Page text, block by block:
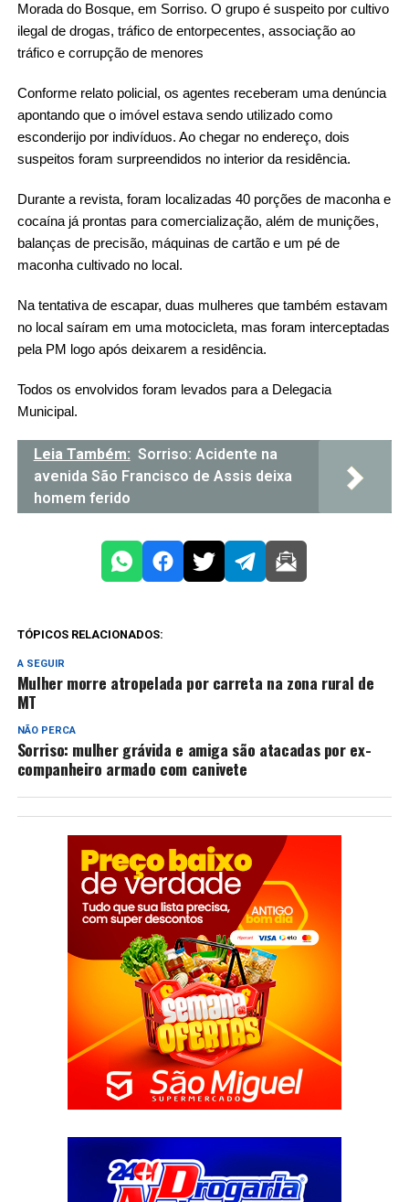
Morada do Bosque, em Sorriso. O grupo é suspeito porcultivo
ilegal de drogas, tráfico de entorpecentes, associação ao
tráfico e corrupção de menores
Conforme relato policial, os agentes receberam uma denúncia
apontando que o imóvel estava sendo utilizado como
esconderijo por indivíduos. Ao chegar no endereço, dois
suspeitos foram surpreendidos no interior da residência.
Durante a revista, foram localizadas 40 porções de maconha e
cocaína já prontas para comercialização, além de munições,
balanças de precisão, máquinas de cartão e um pé de
maconha cultivado no local.
Na tentativa de escapar, duas mulheres que também estavam
no local saíram em uma motocicleta, mas foram interceptadas
pela PM logo após deixarem a residência.
Todos os envolvidos foram levados para a Delegacia
Municipal.
Leia Também: Sorriso: Acidente na
avenida São Francisco de Assis deixa
homem ferido
TÓPICOS RELACIONADOS:
A SEGUIR
Mulher morre atropelada por carreta na zona rural de
MT
NÃO PERCA
Sorriso: mulher grávida e amiga são atacadas por ex-
companheiro armado com canivete